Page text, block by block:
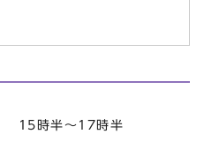
15時半～17時半